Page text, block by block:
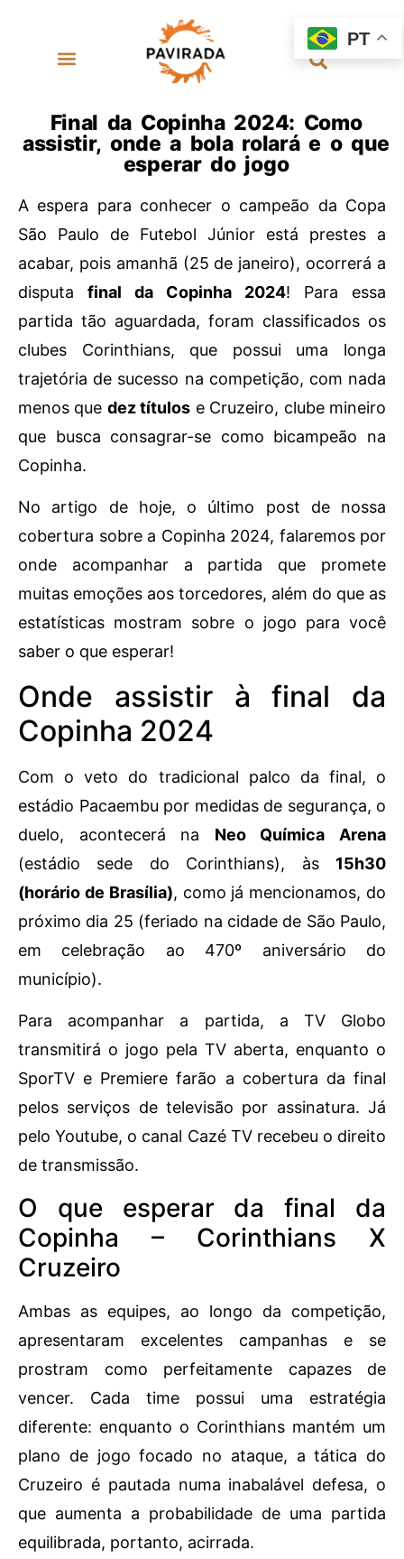
Final da Copinha 2024: Como
assistir, onde a bola rolará e o que
esperar do jogo
A espera para conhecer o campeão da Copa
São Paulo de Futebol Júnior está prestes a
acabar, pois amanhã (25 de janeiro), ocorrerá a
disputa final da Copinha 2024! Para essa
partida tão aguardada, foram classificados os
clubes Corinthians, que possui uma longa
trajetória de sucesso na competição, com nada
menos que dez títulos e Cruzeiro, clube mineiro
que busca consagrar-se como bicampeão na
Copinha.
No artigo de hoje, o último post de nossa
cobertura sobre a Copinha 2024, falaremos por
onde acompanhar a partida que promete
muitas emoções aos torcedores, além do que as
estatísticas mostram sobre o jogo para você
saber o que esperar!
Onde assistir à final da
Copinha 2024
Com o veto do tradicional palco da final, o
estádio Pacaembu por medidas de segurança, o
duelo, acontecerá na Neo Química Arena
(estádio sede do Corinthians), às 15h30
(horário de Brasília), como já mencionamos, do
próximo dia 25 (feriado na cidade de São Paulo,
em celebração ao 470º aniversário do
município).
Para acompanhar a partida, a TV Globo
transmitirá o jogo pela TV aberta, enquanto o
SporTV e Premiere farão a cobertura da final
pelos serviços de televisão por assinatura. Já
pelo Youtube, o canal Cazé TV recebeu o direito
de transmissão.
O que esperar da final da
Copinha – Corinthians X
Cruzeiro
Ambas as equipes, ao longo da competição,
apresentaram excelentes campanhas e se
prostram como perfeitamente capazes de
vencer. Cada time possui uma estratégia
diferente: enquanto o Corinthians mantém um
plano de jogo focado no ataque, a tática do
Cruzeiro é pautada numa inabalável defesa, o
que aumenta a probabilidade de uma partida
equilibrada, portanto, acirrada.
PT